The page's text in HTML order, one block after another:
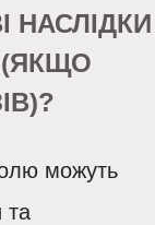
НАСЛІДКИ
можуть
та